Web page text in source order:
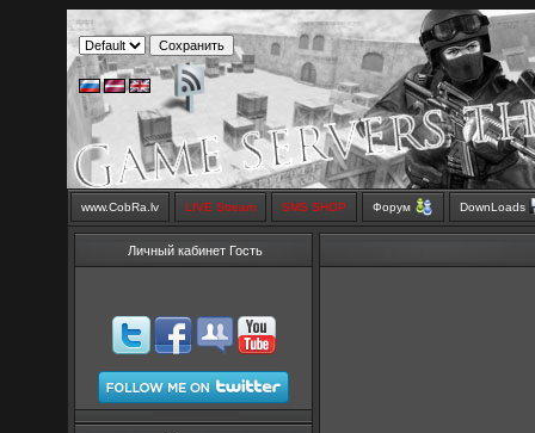
www.CobRa.lv LIVE Stream SMS SHOP Форум DownLoads
Личный кабинет Гость